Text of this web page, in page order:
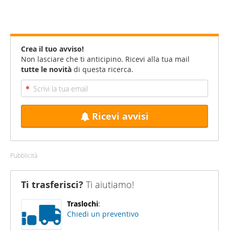
Crea il tuo avviso!
Non lasciare che ti anticipino. Ricevi alla tua mail
tutte le novità di questa ricerca.
Ricevi avvisi
Pubblicità
Ti trasferisci? Ti aiutiamo!
Traslochi:
Chiedi un preventivo